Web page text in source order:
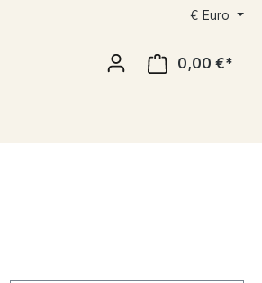
€Euro
0,00 €*